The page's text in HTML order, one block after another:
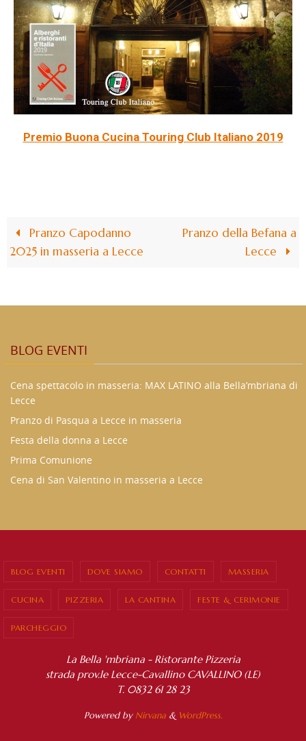
Premio Buona Cucina Touring Club Italiano 2019
Pranzo Capodanno
2025 in masseria a Lecce
Pranzo della Befana a
Lecce
BLOG EVENTI
Cena spettacolo in masseria: MAX LATINO alla Bella’mbriana di
Lecce
Pranzo di Pasqua a Lecce in masseria
Festa della donna a Lecce
Prima Comunione
Cena di San Valentino in masseria a Lecce
BLOG EVENTI DOVE SIAMO CONTATTI MASSERIA
CUCINA PIZZERIA LA CANTINA FESTE & CERIMONIE
PARCHEGGIO
La Bella 'mbriana - Ristorante Pizzeria
strada prov.le Lecce-Cavallino CAVALLINO (LE)
T. 0832 61 28 23
Powered by Nirvana& WordPress.